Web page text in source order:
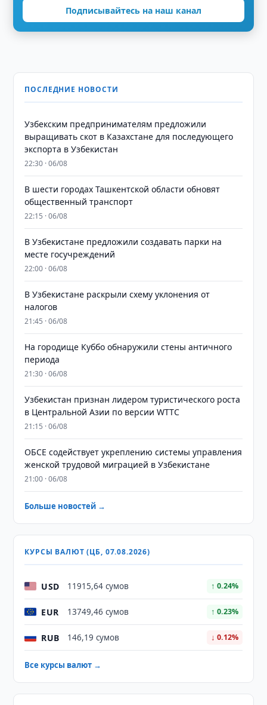
Подписывайтесь на наш канал
ПОСЛЕДНИЕ НОВОСТИ
Узбекским предпринимателям предложили
выращивать скот в Казахстане для последующего
экспорта в Узбекистан
22:30 · 06/08
В шести городах Ташкентской области обновят
общественный транспорт
22:15 · 06/08
В Узбекистане предложили создавать парки на
месте госучреждений
22:00 · 06/08
В Узбекистане раскрыли схему уклонения от
налогов
21:45 · 06/08
На городище Куббо обнаружили стены античного
периода
21:30 · 06/08
Узбекистан признан лидером туристического роста
в Центральной Азии по версии WTTC
21:15 · 06/08
ОБСЕ содействует укреплению системы управления
женской трудовой миграцией в Узбекистане
21:00 · 06/08
Больше новостей →
КУРСЫ ВАЛЮТ (ЦБ, 07.08.2026)
USD 11915,64 сумов ↑ 0.24%
EUR 13749,46 сумов ↑ 0.23%
RUB 146,19 сумов ↓ 0.12%
Все курсы валют →